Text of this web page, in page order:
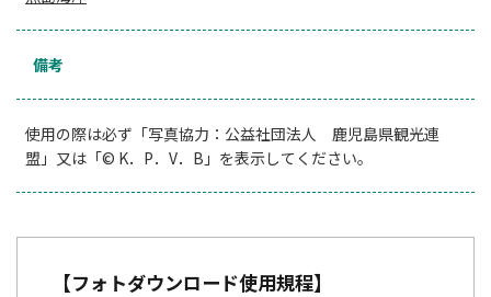
備考
使用の際は必ず「写真協力：公益社団法人 鹿児島県観光連
盟」又は「© K．P．V．B」を表示してください。
【フォトダウンロード使用規程】